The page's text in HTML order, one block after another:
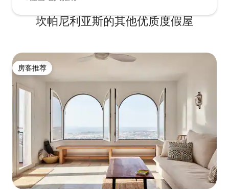
apartamento. La cocina de diseño está
equipada con electrodomésticos de alta
gama y puedes cocinar cualquier plato
inducción, lavadora/secadora, tostadora,
cafetera Nespresso, hervidor de agua,
batidora, exprimidor, etc. Ideal para
familias, parejas y viajeros que buscan
disfrutar de la playa, la gastronomía y el
estilo de vida mediterráneo. Excelente
ubicación en una de las zonas más
populares de Torremolinos, conocida
por su ambiente internacional, diverso e
inclusivo. No se admiten fiestas. No se
admiten grupos que no sepan respetar
las normas de la comunidad. Toallas de
playa, silla/hamaca y sombrilla de playa
gratuitas. Cuna y trona gratuita bajo
坎帕尼利亚斯的其他优质度假屋
房客推荐
房客推荐